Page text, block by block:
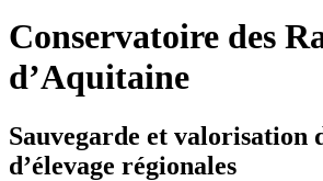
Conservatoire des
d’Aquitaine
Sauvegarde et valorisation
d’élevage régionales